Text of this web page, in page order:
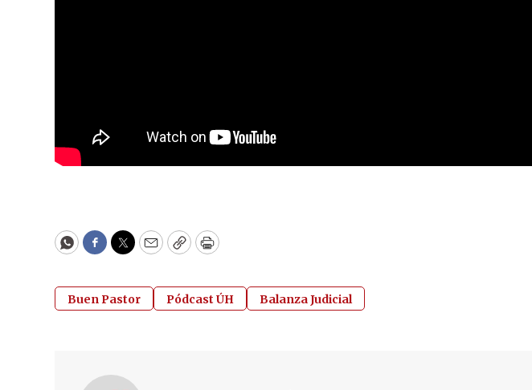
WhatsApp
Facebook
Twitter
EmailCopyPrint
Buen Pastor Pódcast ÚH Balanza Judicial